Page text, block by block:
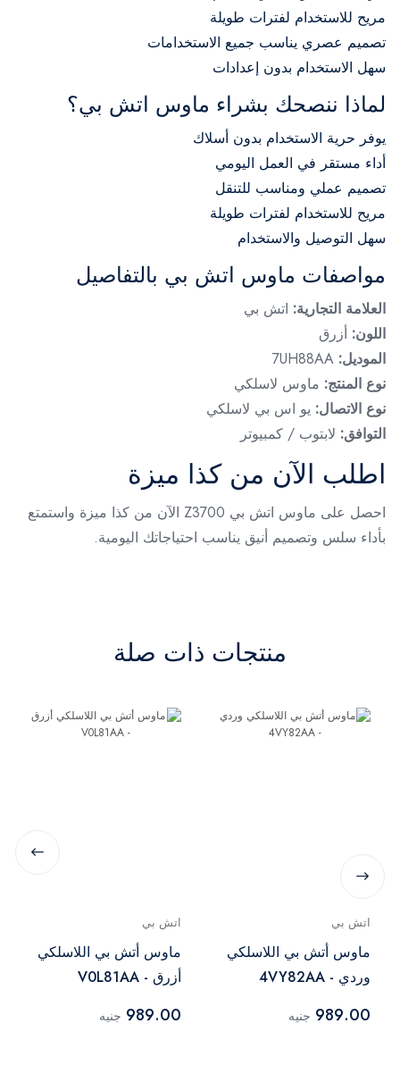
مريح للاستخدام لفترات طويلة
تصميم عصري يناسب جميع الاستخدامات
سهل الاستخدام بدون إعدادات
لماذا ننصحك بشراء ماوس اتش بي؟
يوفر حرية الاستخدام بدون أسلاك
أداء مستقر في العمل اليومي
تصميم عملي ومناسب للتنقل
مريح للاستخدام لفترات طويلة
سهل التوصيل والاستخدام
مواصفات ماوس اتش بي بالتفاصيل
العلامة التجارية: اتش بي
اللون: أزرق
الموديل:
نوع المنتج: ماوس لاسلكي
نوع الاتصال: يو اس بي لاسلكي
التوافق: لابتوب / كمبيوتر
اطلب الآن من كذا ميزة
احصل على ماوس اتش بي Z3700 الآن من كذا ميزة واستمتع
بأداء سلس وتصميم أنيق يناسب احتياجاتك اليومية.
منتجات ذات صلة
اتش بي
ماوس أتش بي اللاسلكي
وردي - 4VY82AA
989.00 جنيه
اتش بي
ماوس أتش بي اللاسلكي
أزرق - V0L81AA
989.00 جنيه